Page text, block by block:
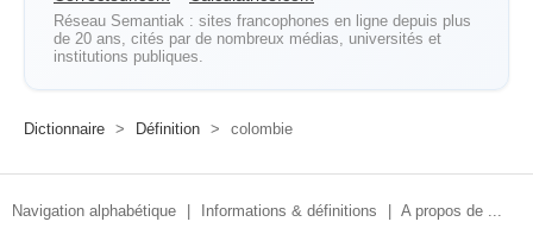
Réseau Semantiak : sites francophones en ligne depuis plus
de 20 ans, cités par de nombreux médias, universités et
institutions publiques.
Dictionnaire > Définition > colombie
Navigation alphabétique Informations & définitions A propos de ...